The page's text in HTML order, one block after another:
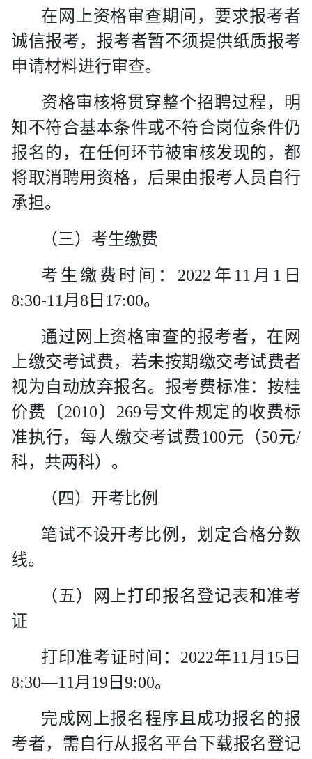
在网上资格审查期间，要求报考者
诚信报考，报考者暂不须提供纸质报考
申请材料进行审查。
资格审核将贯穿整个招聘过程，明
知不符合基本条件或不符合岗位条件仍
报名的，在任何环节被审核发现的，都
将取消聘用资格，后果由报考人员自行
承担。
（三）考生缴费
考生缴费时间： 2022 年 11 月 1 日
8:30-11 月 8 日 17:00。
通过网上资格审查的报考者，在网
上缴交考试费，若未按期缴交考试费者
视为自动放弃报名。报考费标准：按桂
价费〔2010〕 269号文件规定的收费标
准执行，每人缴交考试费100元（50元/
科，共两科）。
（四）开考比例
笔试不设开考比例，划定合格分数
线。
（五）网上打印报名登记表和准考
证
打印准考证时间： 2022年11 月 15 日
8:30—11 月 19 日 9:00。
完成网上报名程序且成功报名的报
考者，需自行从报名平台下载报名登记